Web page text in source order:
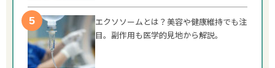
エクソソームとは？美容や健康維持でも注
目。副作用も医学的見地から解説。